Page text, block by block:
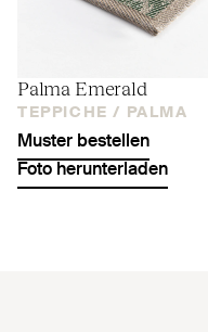
Palma Emerald
TEPPICHE / PALMA
Muster bestellen
Foto herunterladen